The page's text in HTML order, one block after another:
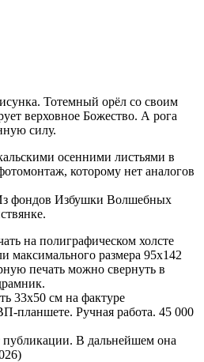
Тотемный орёл со своим
верховное Божество. А рога
силу.
осенними листьями в
которому нет аналогов
фондов Избушки Волшебных
на полиграфическом холсте
размера 95х142
печать можно свернуть в
33х50 см на фактуре
планшете. Ручная работа. 45 000
публикации. В дальнейшем она